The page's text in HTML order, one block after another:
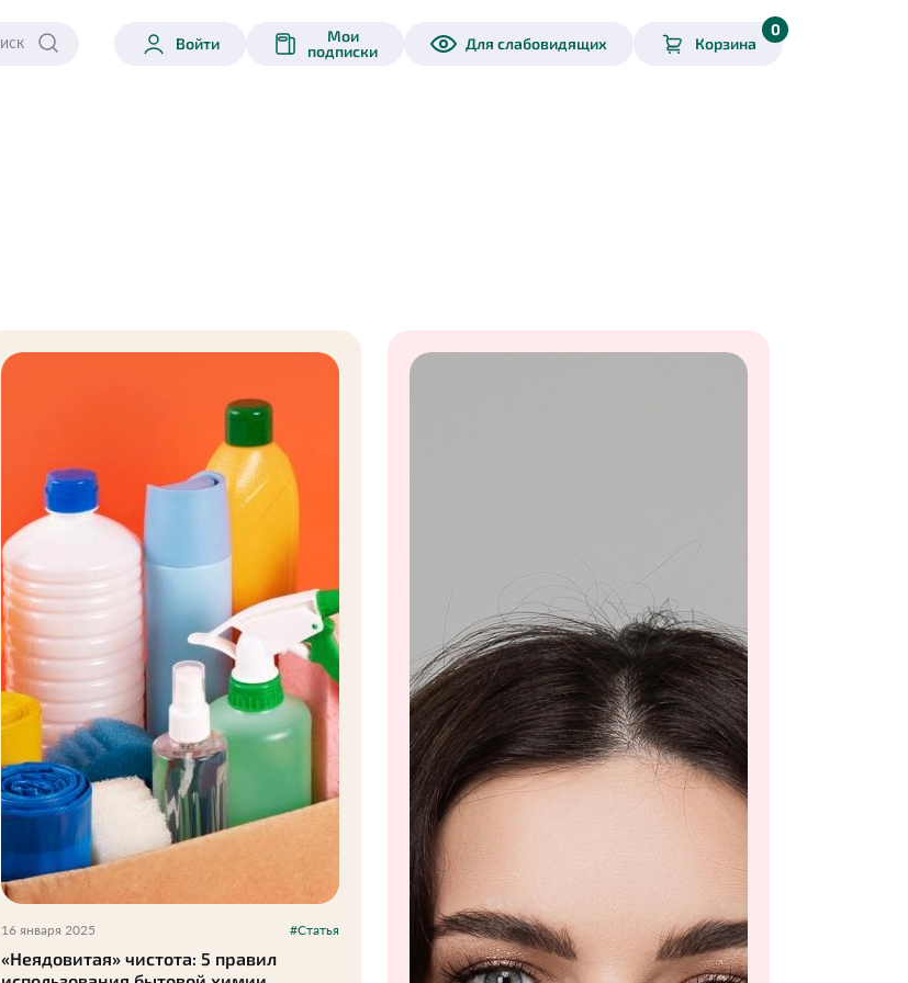
Войти
Мои
подписки
Для слабовидящих Корзина
0
16 января 2025 #Статья
«Неядовитая» чистота: 5 правил